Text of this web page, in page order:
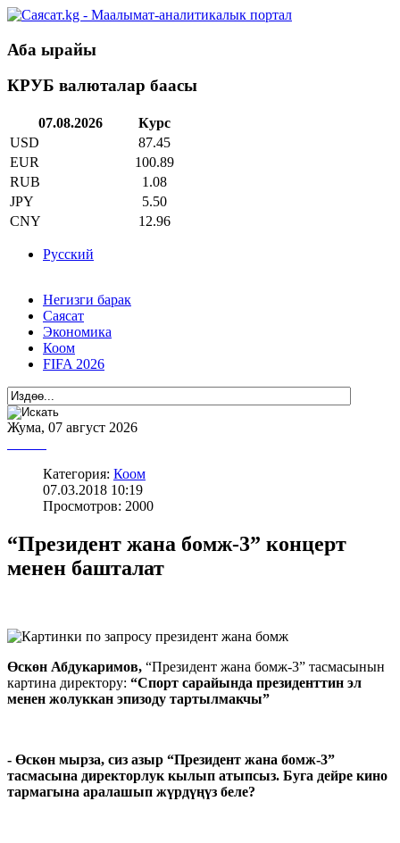
Аба ырайы
КРУБ валюталар баасы
07.08.2026
Курс
USD
87.45
EUR
100.89
RUB
1.08
JPY
5.50
CNY
12.96
Русский
Негизги барак
Саясат
Экономика
Коом
FIFA 2026
Жума, 07 август 2026
Категория: Коом
07.03.2018 10:19
Просмотров: 2000
“Президент жана бомж-3” концерт
менен башталат
Өскөн Абдукаримов, “Президент жана бомж-3” тасмасынын
картина директору: “Спорт сарайында президенттин эл
менен жолуккан эпизоду тартылмакчы”
- Өскөн мырза, сиз азыр “Президент жана бомж-3”
тасмасына директорлук кылып атыпсыз. Буга дейре кино
тармагына аралашып жүрдүңүз беле?